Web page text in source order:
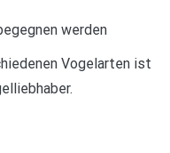
werden
Vogelarten ist